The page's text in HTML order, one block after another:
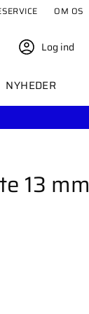
OM OS
Log ind
NYHEDER
13 mm